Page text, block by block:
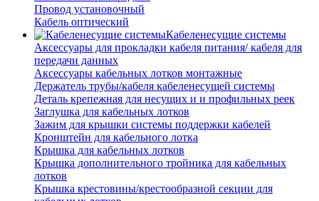
Провод установочный
Кабель оптический
Кабеленесущие системы
Аксессуары для прокладки кабеля питания/ кабеля для
передачи данных
Аксессуары кабельных лотков монтажные
Держатель трубы/кабеля кабеленесущей системы
Деталь крепежная для несущих и и профильных реек
Заглушка для кабельных лотков
Зажим для крышки системы поддержки кабелей
Кронштейн для кабельного лотка
Крышка для кабельных лотков
Крышка дополнительного тройника для кабельных
лотков
Крышка крестовины/крестообразной секции для